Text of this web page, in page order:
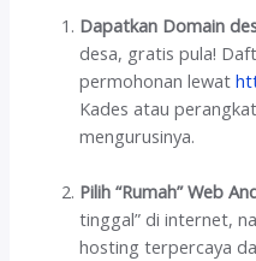
Dapatkan Domain
desa, gratis pula!
permohonan lewat
Kades atau
mengurusinya.
Pilih “Rumah” Web
tinggal” di internet,
hosting terpercaya